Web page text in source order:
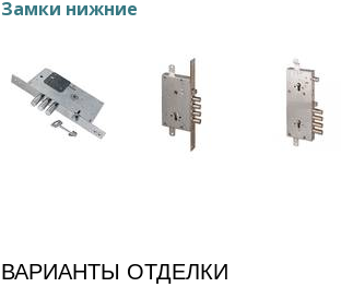
Замки нижние
ВАРИАНТЫ ОТДЕЛКИ